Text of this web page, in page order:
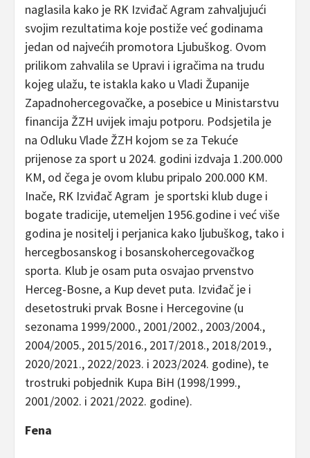
naglasila kako je RK Izviđač Agram zahvaljujući
svojim rezultatima koje postiže već godinama
jedan od najvećih promotora Ljubuškog. Ovom
prilikom zahvalila se Upravi i igračima na trudu
kojeg ulažu, te istakla kako u Vladi Županije
Zapadnohercegovačke, a posebice u Ministarstvu
financija ŽZH uvijek imaju potporu. Podsjetila je
na Odluku Vlade ŽZH kojom se za Tekuće
prijenose za sport u 2024. godini izdvaja 1.200.000
KM, od čega je ovom klubu pripalo 200.000 KM.
Inače, RK Izviđač Agram je sportski klub duge i
bogate tradicije, utemeljen 1956.godine i već više
godina je nositelj i perjanica kako ljubuškog, tako i
hercegbosanskog i bosanskohercegovačkog
sporta. Klub je osam puta osvajao prvenstvo
Herceg-Bosne, a Kup devet puta. Izviđač je i
desetostruki prvak Bosne i Hercegovine (u
sezonama 1999/2000., 2001/2002., 2003/2004.,
2004/2005., 2015/2016., 2017/2018., 2018/2019.,
2020/2021., 2022/2023. i 2023/2024. godine), te
trostruki pobjednik Kupa BiH (1998/1999.,
2001/2002. i 2021/2022. godine).
Fena